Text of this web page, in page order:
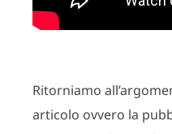
Ritorniamo
articolo ovvero la